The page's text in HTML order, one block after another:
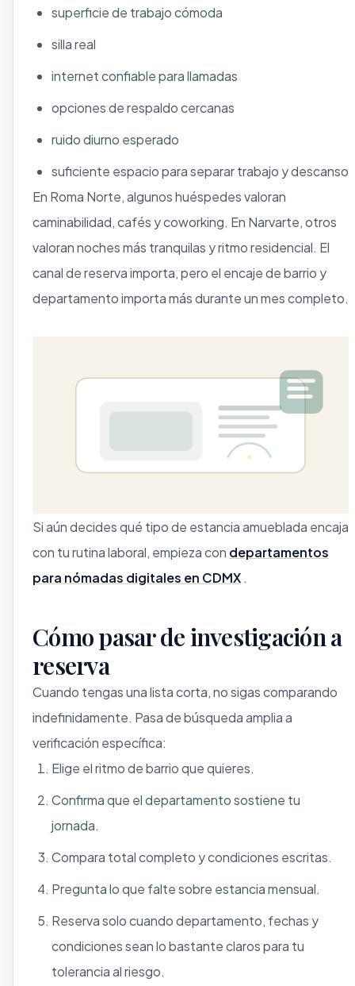
superficie de trabajo cómoda
silla real
internet confiable para llamadas
opciones de respaldo cercanas
ruido diurno esperado
suficiente espacio para separar trabajo y descanso
En Roma Norte, algunos huéspedes valoran
caminabilidad, cafés y coworking. En Narvarte, otros
valoran noches más tranquilas y ritmo residencial. El
canal de reserva importa, pero el encaje de barrio y
departamento importa más durante un mes completo.
Si aún decides qué tipo de estancia amueblada encaja
con tu rutina laboral, empieza con departamentos
para nómadas digitales en CDMX.
Cómo pasar de investigación a
reserva
Cuando tengas una lista corta, no sigas comparando
indefinidamente. Pasa de búsqueda amplia a
verificación específica:
Elige el ritmo de barrio que quieres.
Confirma que el departamento sostiene tu
jornada.
Compara total completo y condiciones escritas.
Pregunta lo que falte sobre estancia mensual.
Reserva solo cuando departamento, fechas y
condiciones sean lo bastante claros para tu
tolerancia al riesgo.